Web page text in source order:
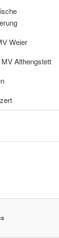
Weier
Althengstett